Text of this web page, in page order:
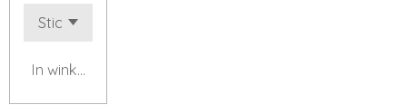
In winkelwagen